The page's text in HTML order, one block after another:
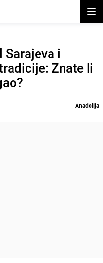
Sarajeva i
Znate li
Anadolija